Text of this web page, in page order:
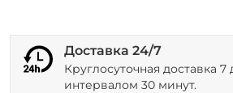
Доставка 24/7
Круглосуточная доставка
интервалом 30 минут.